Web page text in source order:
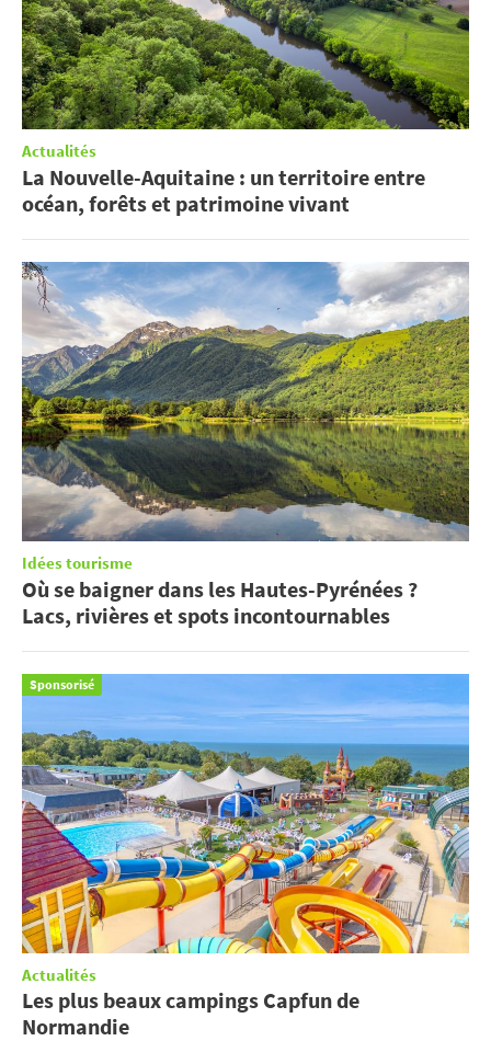
Actualités
La Nouvelle-Aquitaine : un territoire entre
océan, forêts et patrimoine vivant
Idées tourisme
Où se baigner dans les Hautes-Pyrénées ?
Lacs, rivières et spots incontournables
Sponsorisé
Actualités
Les plus beaux campings Capfun de
Normandie